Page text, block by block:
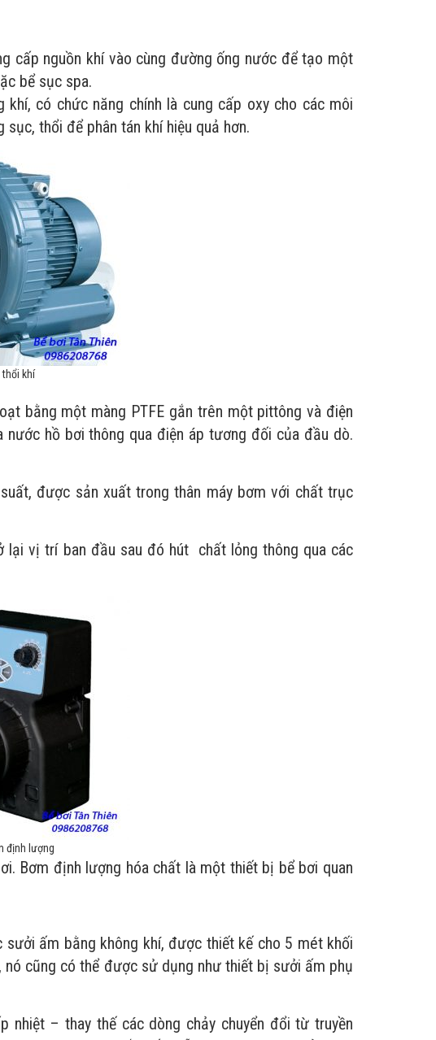
cấp nguồn khí vào cùng đường ống nước để tạo một
bể sục spa.
có chức năng chính là cung cấp oxy cho các môi
thổi để phân tán khí hiệu quả hơn.
thổi khí
bằng một màng PTFE gắn trên một pittông và điện
hồ bơi thông qua điện áp tương đối của đầu dò.
được sản xuất trong thân máy bơm với chất trục
vị trí ban đầu sau đó hút chất lỏng thông qua các
định lượng
định lượng hóa chất là một thiết bị bể bơi quan
sưởi ấm bằng không khí, được thiết kế cho 5 mét khối
cũng có thể được sử dụng như thiết bị sưởi ấm phụ
nhiệt – thay thế các dòng chảy chuyển đổi từ truyền